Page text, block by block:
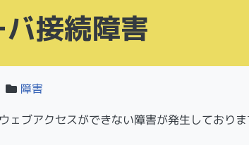
接続障害
障害
ェブアクセスができない障害が発生しており